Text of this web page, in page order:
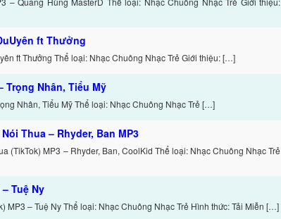
ft Thưởng
ft Thưởng Thể loại: Nhạc Chuông Nhạc Trẻ Giới thiệu: […]
Trọng Nhân, Tiểu Mỹ
Nhân, Tiểu Mỹ Thể loại: Nhạc Chuông Nhạc Trẻ […]
Thua – Rhyder, Ban MP3
(TikTok) MP3 – Rhyder, Ban, CoolKid Thể loại: Nhạc Chuông Nhạc Trẻ
Tuệ Ny
MP3 – Tuệ Ny Thể loại: Nhạc Chuông Nhạc Trẻ Hình thức: Tải Miễn […]